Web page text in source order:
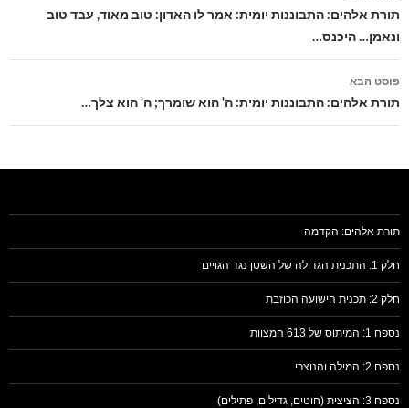
בפוסטים
תורת אלהים: התבוננות יומית: אמר לו האדון: טוב מאוד, עבד טוב
ונאמן… היכנס…
פוסט הבא
תורת אלהים: התבוננות יומית: ה' הוא שומרך; ה' הוא צלך…
תורת אלהים: הקדמה
חלק 1: התכנית הגדולה של השטן נגד הגויים
חלק 2: תכנית הישועה הכוזבת
נספח 1: המיתוס של 613 המצוות
נספח 2: המילה והנוצרי
נספח 3: הציצית (חוטים, גדילים, פתילים)